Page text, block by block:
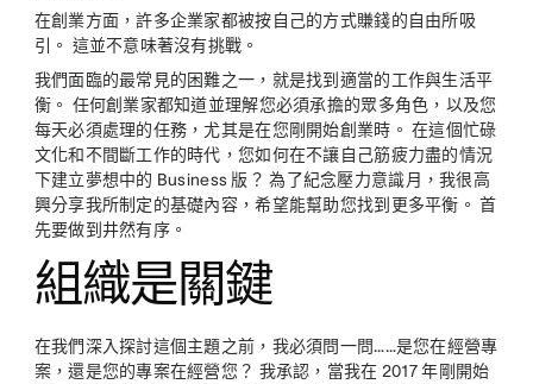
在創業方面，許多企業家都被按自己的方式賺錢的自由所吸
引。 這並不意味著沒有挑戰。
我們面臨的最常見的困難之一，就是找到適當的工作與生活平
衡。 任何創業家都知道並理解您必須承擔的眾多角色，以及您
每天必須處理的任務，尤其是在您剛開始創業時。 在這個忙碌
文化和不間斷工作的時代，您如何在不讓自己筋疲力盡的情況
下建立夢想中的 Business 版？ 為了紀念壓力意識月，我很高
興分享我所制定的基礎內容，希望能幫助您找到更多平衡。 首
先要做到井然有序。
組織是關鍵
在我們深入探討這個主題之前，我必須問一問……是您在經營專
案，還是您的專案在經營您？ 我承認，當我在 2017 年剛開始